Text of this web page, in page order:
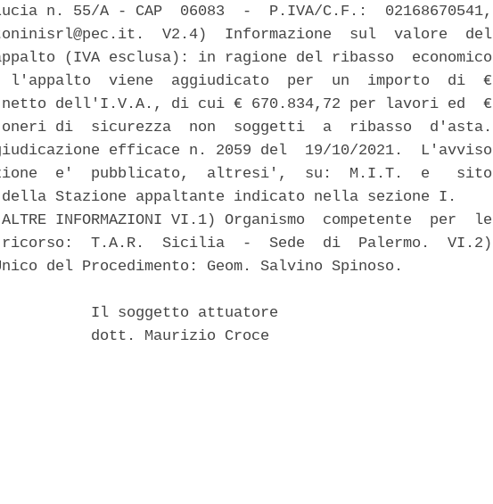
n. 55/A - CAP  06083  -  P.IVA/C.F.:  02168670541,
V2.4)  Informazione  sul  valore  del
(IVA esclusa): in ragione del ribasso  economico
l'appalto  viene  aggiudicato  per  un  importo  di  €
netto dell'I.V.A., di cui € 670.834,72 per lavori ed  €
oneri di  sicurezza  non  soggetti  a  ribasso  d'asta.
efficace n. 2059 del  19/10/2021.  L'avviso
e'  pubblicato,  altresi',  su:  M.I.T.  e   sito
Stazione appaltante indicato nella sezione I.
INFORMAZIONI VI.1) Organismo  competente  per  le
ricorso:  T.A.R.  Sicilia  -  Sede  di  Palermo.  VI.2)
del Procedimento: Geom. Salvino Spinoso.
Il soggetto attuatore
dott. Maurizio Croce